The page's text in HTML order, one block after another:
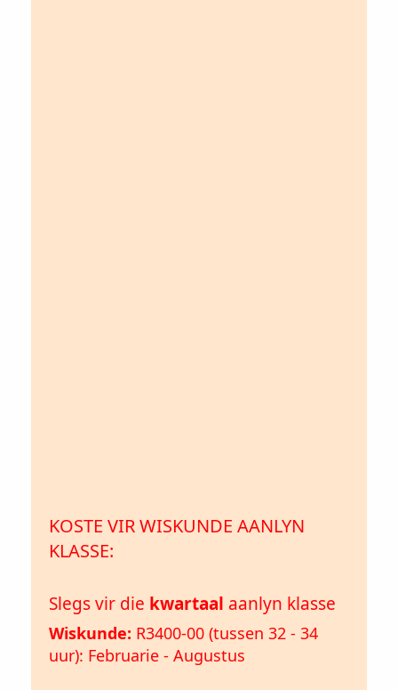
KOSTE VIR WISKUNDE AANLYN
KLASSE:
Slegs vir die kwartaal aanlyn klasse
Wiskunde: R3400-00 (tussen 32 - 34
uur): Februarie - Augustus